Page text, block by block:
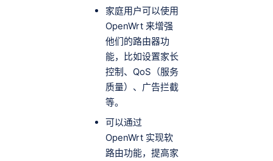
家庭用户可以使用
OpenWrt 来增强
他们的路由器功
能，比如设置家长
控制、QoS（服务
质量）、广告拦截
等。
可以通过
OpenWrt 实现软
路由功能，提高家